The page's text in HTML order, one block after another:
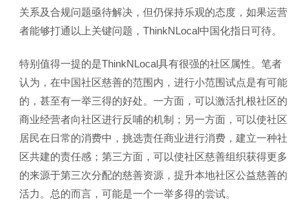
关系及合规问题亟待解决，但仍保持乐观的态度，如果运营
者能够打通以上关键问题，ThinkNLocal中国化指日可待。
特别值得一提的是ThinkNLocal具有很强的社区属性。笔者
认为，在中国社区慈善的范围内，进行小范围试点是有可能
的，甚至有一举三得的好处。一方面，可以激活扎根社区的
商业经营者向社区进行反哺的机制；另一方面，可以使社区
居民在日常的消费中，挑选责任商业进行消费，建立一种社
区共建的责任感；第三方面，可以使社区慈善组织获得更多
的来源于第三次分配的慈善资源，提升本地社区公益慈善的
活力。总的而言，可能是一个一举多得的尝试。